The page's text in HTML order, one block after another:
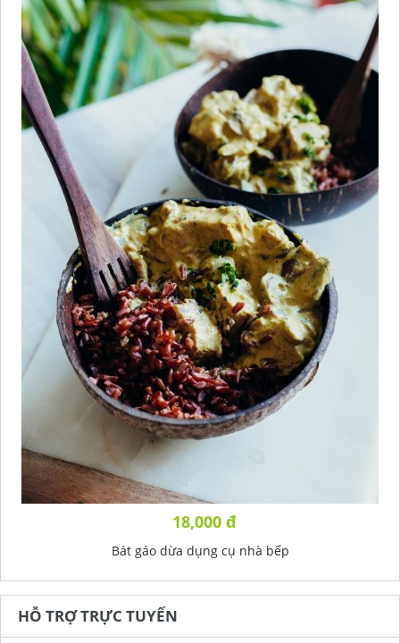
18,000 đ
Bát gáo dừa dụng cụ nhà bếp
HỖ TRỢ TRỰC TUYẾN